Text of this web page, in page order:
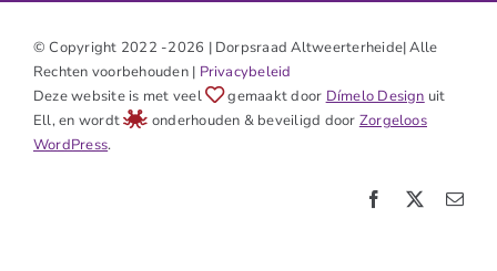
© Copyright 2022 -2026 | Dorpsraad Altweerterheide| Alle
Rechten voorbehouden | Privacybeleid
Deze website is met veel
gemaakt door Dímelo Design uit
Ell, en wordt
onderhouden & beveiligd door Zorgeloos
WordPress.